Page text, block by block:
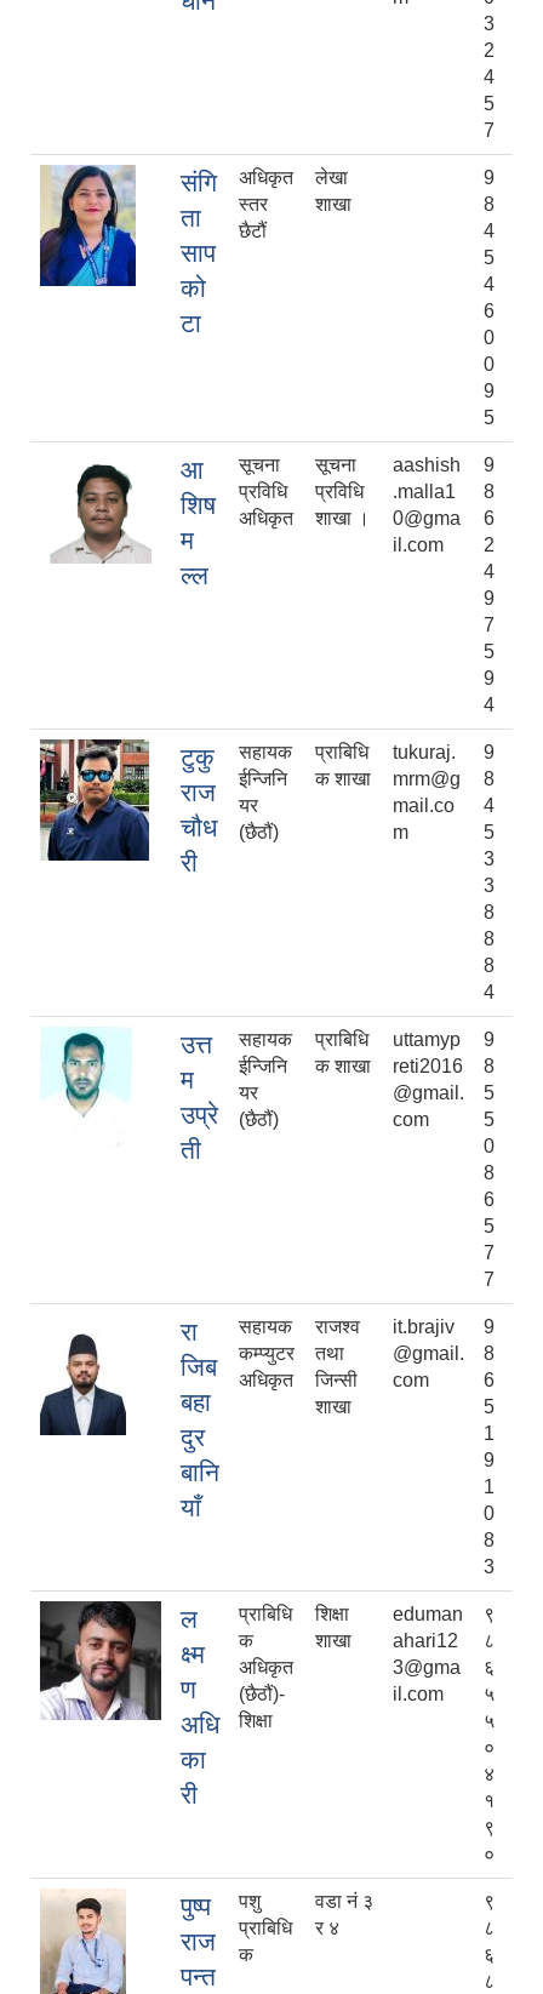
3
2
4
5
7
संगि
ता
साप
को
टा
अधिकृत
स्तर
छैटौं
लेखा
शाखा
9
8
4
5
4
6
0
0
9
5
आ
शिष
म
ल्ल
सूचना
प्रविधि
अधिकृत
सूचना
प्रविधि
शाखा ।
aashish
.malla1
0@gma
il.com
9
8
6
2
4
9
7
5
9
4
टुकु
राज
चौध
री
सहायक
ईन्जिनि
यर
(छैठौं)
प्राबिधि
क शाखा
tukuraj.
mrm@g
mail.co
m
9
8
4
5
3
3
8
8
8
4
उत्त
म
उप्रे
ती
सहायक
ईन्जिनि
यर
(छैठौं)
प्राबिधि
क शाखा
uttamyp
reti2016
@gmail.
com
9
8
5
5
0
8
6
5
7
7
रा
जिब
बहा
दुर
बानि
याँ
सहायक
कम्प्युटर
अधिकृत
राजश्व
तथा
जिन्सी
शाखा
it.brajiv
@gmail.
com
9
8
6
5
1
9
1
0
8
3
ल
क्ष्म
ण
अधि
का
री
प्राबिधि
क
अधिकृत
(छैठौं)-
शिक्षा
शिक्षा
शाखा
eduman
ahari12
3@gma
il.com
९
८
६
५
५
०
४
१
९
०
पुष्प
राज
पन्त
पशु
प्राबिधि
क
वडा नं ३
र ४
९
८
६
८